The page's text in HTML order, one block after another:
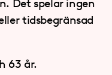
Det spelar ingen
tidsbegränsad
63 år.